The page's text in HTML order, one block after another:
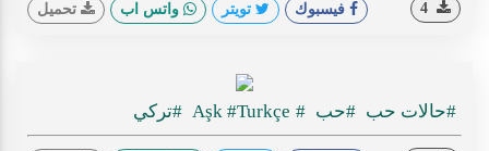
فيسبوك تويتر واتس اب تحميل
#حالات حب #حب #Aşk
#Turkçe #تركي